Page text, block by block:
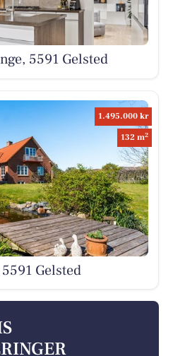
5591 Gelsted
1.495.000 kr
132 m2
Gelsted